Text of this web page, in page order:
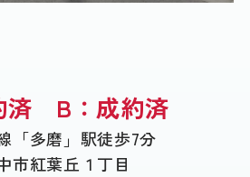
済 B：成約済
「多磨」駅徒歩7分
市紅葉丘１丁目